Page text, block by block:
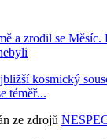
a zrodil se Měsíc.
kosmický
téměř...
ze zdrojů